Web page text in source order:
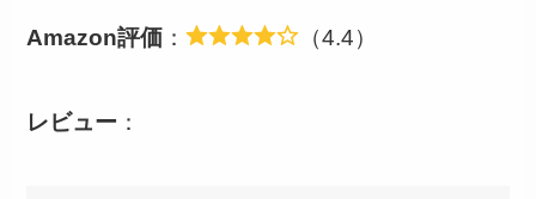
Amazon評価 ： （4.4）
レビュー ：